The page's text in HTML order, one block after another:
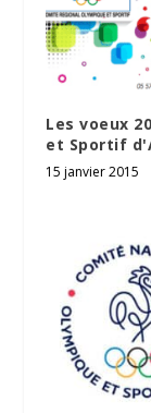
Les voeux
et Sportif
15 janvier 2015